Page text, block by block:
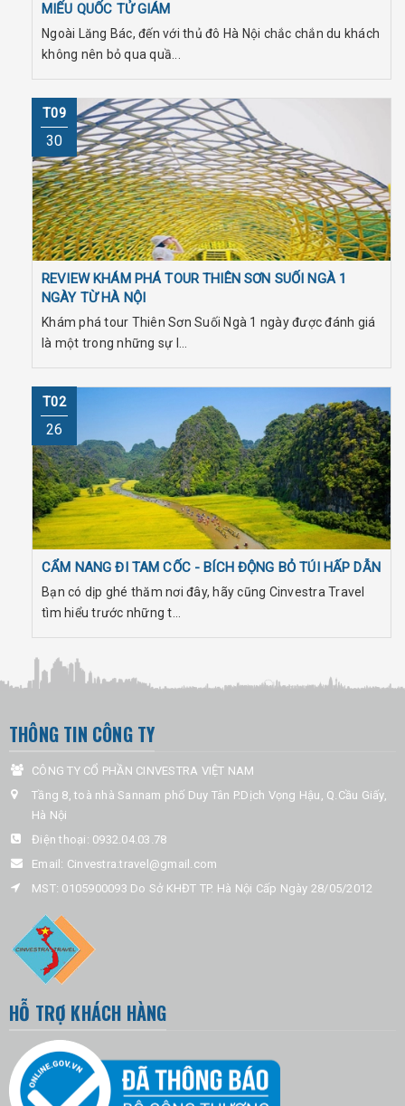
MIẾU QUỐC TỬ GIÁM
Ngoài Lăng Bác, đến với thủ đô Hà Nội chắc chắn du khách
không nên bỏ qua quầ...
T09
30
REVIEW KHÁM PHÁ TOUR THIÊN SƠN SUỐI NGÀ 1
NGÀY TỪ HÀ NỘI
Khám phá tour Thiên Sơn Suối Ngà 1 ngày được đánh giá
là một trong những sự l...
T02
26
CẨM NANG ĐI TAM CỐC - BÍCH ĐỘNG BỎ TÚI HẤP DẪN
Bạn có dịp ghé thăm nơi đây, hãy cũng Cinvestra Travel
tìm hiểu trước những t...
THÔNG TIN CÔNG TY
CÔNG TY CỔ PHẦN CINVESTRA VIỆT NAM
Tầng 8, toà nhà Sannam phố Duy Tân P.Dịch Vọng Hậu, Q.Cầu Giấy,
Hà Nội
Điện thoại: 0932.04.03.78
Email: Cinvestra.travel@gmail.com
MST: 0105900093 Do Sở KHĐT TP. Hà Nội Cấp Ngày 28/05/2012
HỖ TRỢ KHÁCH HÀNG